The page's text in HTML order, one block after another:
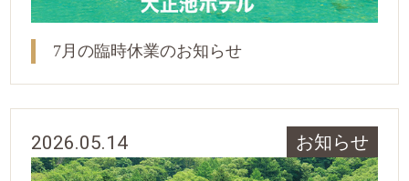
7月の臨時休業のお知らせ
2026.05.14 お知らせ